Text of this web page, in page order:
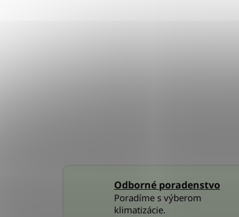
Odborné poradenstvo
Poradíme s výberom
klimatizácie.